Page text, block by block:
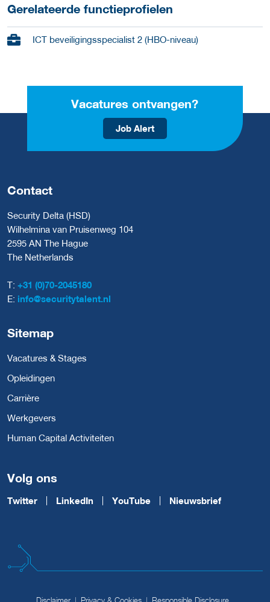
Gerelateerde functieprofielen
ICT beveiligingsspecialist 2 (HBO-niveau)
Vacatures ontvangen?
Job Alert
Contact
Security Delta (HSD)
Wilhelmina van Pruisenweg 104
2595 AN The Hague
The Netherlands
T: +31 (0)70-2045180
E: info@securitytalent.nl
Sitemap
Vacatures & Stages
Opleidingen
Carrière
Werkgevers
Human Capital Activiteiten
Volg ons
Twitter LinkedIn YouTube Nieuwsbrief